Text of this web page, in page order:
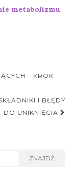
metabolizmu
– KROK
I BŁĘDY
DO UNIKNIĘCIA
ZNAJDŹ